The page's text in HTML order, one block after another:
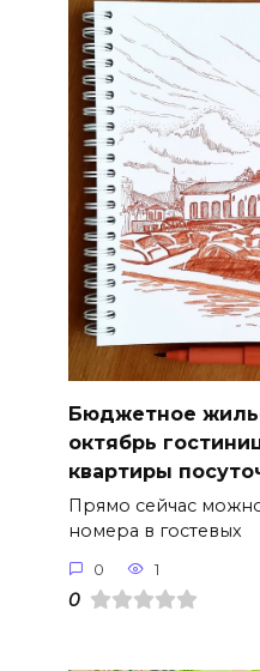
Бюджетное
октябрь
квартиры
Прямо сейчас
номера в гостевых
0 1
0